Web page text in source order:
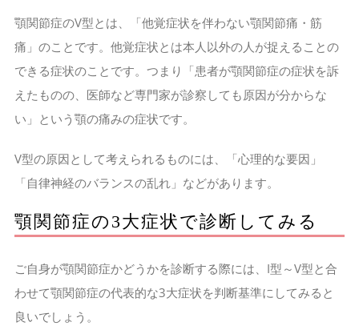
顎関節症のV型とは、「他覚症状を伴わない顎関節痛・筋
痛」のことです。他覚症状とは本人以外の人が捉えることの
できる症状のことです。つまり「患者が顎関節症の症状を訴
えたものの、医師など専門家が診察しても原因が分からな
い」という顎の痛みの症状です。
V型の原因として考えられるものには、「心理的な要因」
「自律神経のバランスの乱れ」などがあります。
顎関節症の3大症状で診断してみる
ご自身が顎関節症かどうかを診断する際には、I型～V型と合
わせて顎関節症の代表的な3大症状を判断基準にしてみると
良いでしょう。